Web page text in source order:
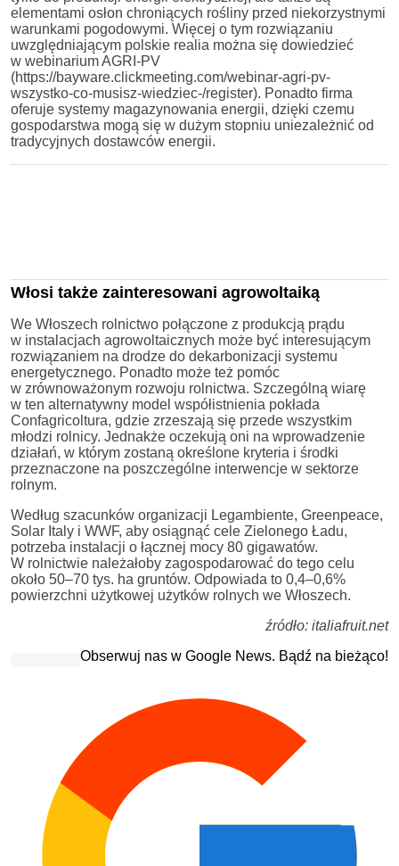
elementami osłon chroniących rośliny przed niekorzystnymi
warunkami pogodowymi. Więcej o tym rozwiązaniu
uwzględniającym polskie realia można się dowiedzieć
w webinarium AGRI-PV
(https://bayware.clickmeeting.com/webinar-agri-pv-
wszystko-co-musisz-wiedziec-/register). Ponadto firma
oferuje systemy magazynowania energii, dzięki czemu
gospodarstwa mogą się w dużym stopniu uniezależnić od
tradycyjnych dostawców energii.
Włosi także zainteresowani agrowoltaiką
We Włoszech rolnictwo połączone z produkcją prądu
w instalacjach agrowoltaicznych może być interesującym
rozwiązaniem na drodze do dekarbonizacji systemu
energetycznego. Ponadto może też pomóc
w zrównoważonym rozwoju rolnictwa. Szczególną wiarę
w ten alternatywny model współistnienia pokłada
Confagricoltura, gdzie zrzeszają się przede wszystkim
młodzi rolnicy. Jednakże oczekują oni na wprowadzenie
działań, w którym zostaną określone kryteria i środki
przeznaczone na poszczególne interwencje w sektorze
rolnym.
Według szacunków organizacji Legambiente, Greenpeace,
Solar Italy i WWF, aby osiągnąć cele Zielonego Ładu,
potrzeba instalacji o łącznej mocy 80 gigawatów.
W rolnictwie należałoby zagospodarować do tego celu
około 50–70 tys. ha gruntów. Odpowiada to 0,4–0,6%
powierzchni użytkowej użytków rolnych we Włoszech.
źródło: italiafruit.net
Obserwuj nas w Google News. Bądź na bieżąco!